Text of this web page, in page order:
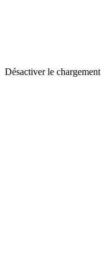
Désactiver le chargement